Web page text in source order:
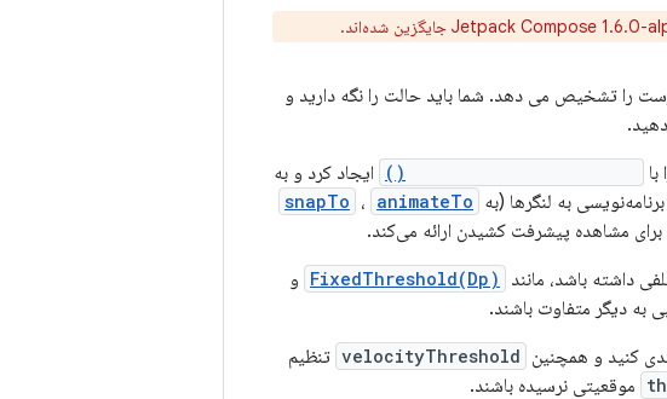
را تشخیص می دهد. شما باید حالت را نگه دارید و
ایجاد کرد و به
به لنگرها (به
snapTo ، animateTo
مشاهده پیشرفت کشیدن ارائه می‌کند.
داشته باشد، مانند
FixedThreshold(Dp) و
به دیگر متفاوت باشند.
کنید و همچنین velocityThreshold تنظیم
موقعیتی نرسیده باشند.